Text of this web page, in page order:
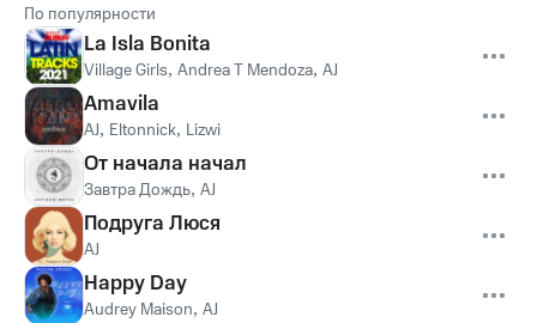
По популярности
La Isla Bonita
Village Girls, Andrea T Mendoza, AJ
Amavila
AJ, Eltonnick, Lizwi
От начала начал
Завтра Дождь, AJ
Подруга Люся
AJ
Happy Day
Audrey Maison, AJ